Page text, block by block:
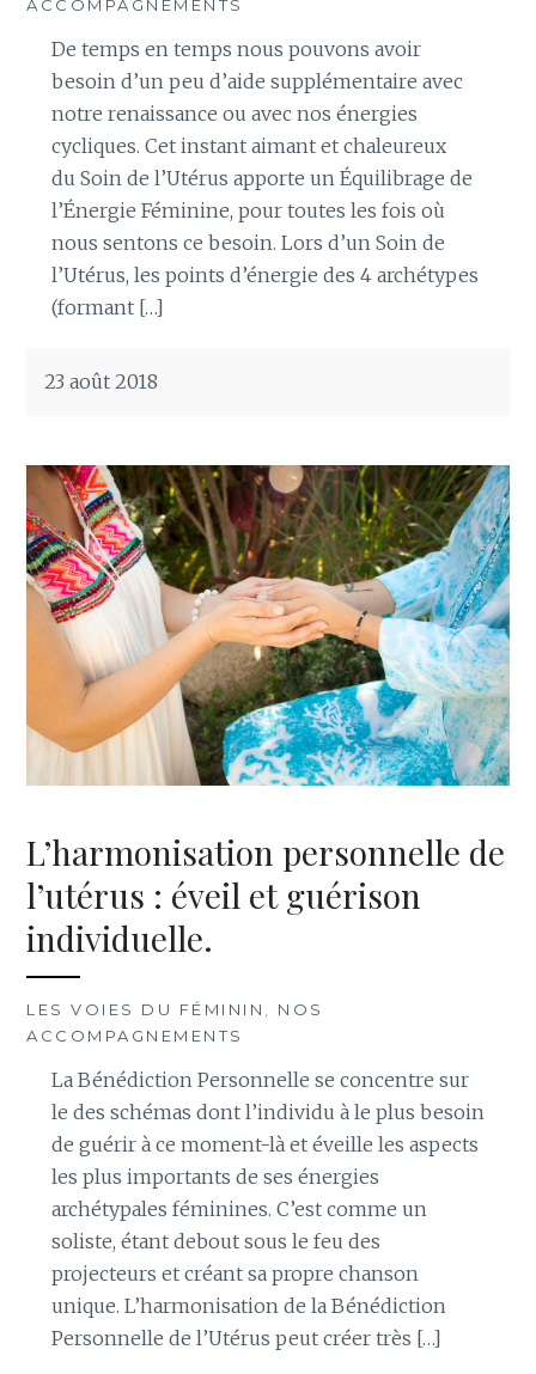
ACCOMPAGNEMENTS
De temps en temps nous pouvons avoir
besoin d’un peu d’aide supplémentaire avec
notre renaissance ou avec nos énergies
cycliques. Cet instant aimant et chaleureux
du Soin de l’Utérus apporte un Équilibrage de
l’Énergie Féminine, pour toutes les fois où
nous sentons ce besoin. Lors d’un Soin de
l’Utérus, les points d’énergie des 4 archétypes
(formant […]
23 août 2018
L’harmonisation personnelle de
l’utérus : éveil et guérison
individuelle.
LES VOIES DU FÉMININ
NOS
ACCOMPAGNEMENTS
La Bénédiction Personnelle se concentre sur
le des schémas dont l’individu à le plus besoin
de guérir à ce moment-là et éveille les aspects
les plus importants de ses énergies
archétypales féminines. C’est comme un
soliste, étant debout sous le feu des
projecteurs et créant sa propre chanson
unique. L’harmonisation de la Bénédiction
Personnelle de l’Utérus peut créer très […]